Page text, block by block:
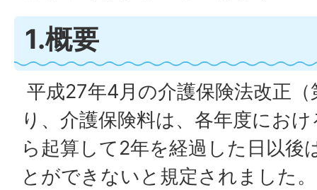
1.概要
平成27年4月の介護保険法改正
り、介護保険料は、各年度にお
ら起算して2年を経過した日以後
とができないと規定されました。